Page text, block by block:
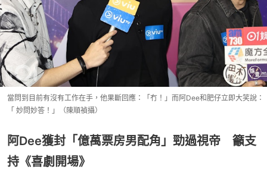
當問到目前有沒有工作在手，他果斷回應：「冇！」而阿Dee和肥仔立即大笑說：
「 妙問妙答！」（陳順禎攝）
阿Dee獲封「億萬票房男配角」勁過視帝 籲支
持《喜劇開場》